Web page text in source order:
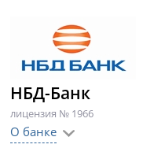
НБД-Банк
лицензия № 1966
О банке